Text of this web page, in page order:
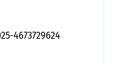
4673729624